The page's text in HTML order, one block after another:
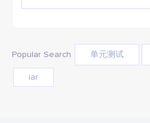
Popular Search 单元测试
iar